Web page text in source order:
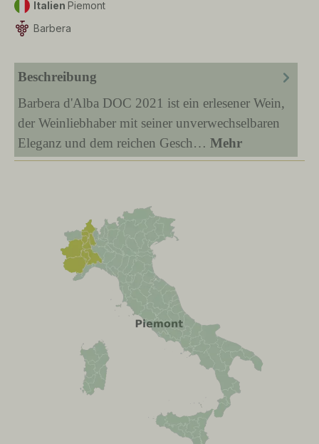
Italien Piemont
Barbera
Beschreibung
Barbera d'Alba DOC 2021 ist ein erlesener Wein,
der Weinliebhaber mit seiner unverwechselbaren
Eleganz und dem reichen Gesch… Mehr